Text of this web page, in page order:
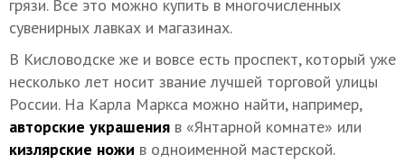
грязи. Все это можно купить в многочисленных
сувенирных лавках и магазинах.
В Кисловодске же и вовсе есть проспект, который уже
несколько лет носит звание лучшей торговой улицы
России. На Карла Маркса можно найти, например,
авторские украшения в «Янтарной комнате» или
кизлярские ножи в одноименной мастерской.